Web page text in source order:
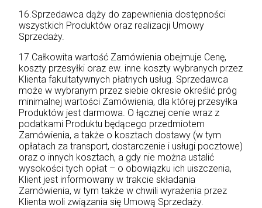
16.Sprzedawca dąży do zapewnienia dostępności
wszystkich Produktów oraz realizacji Umowy
Sprzedaży.
17.Całkowita wartość Zamówienia obejmuje Cenę,
koszty przesyłki oraz ew. inne koszty wybranych przez
Klienta fakultatywnych płatnych usług. Sprzedawca
może w wybranym przez siebie okresie określić próg
minimalnej wartości Zamówienia, dla której przesyłka
Produktów jest darmowa. O łącznej cenie wraz z
podatkami Produktu będącego przedmiotem
Zamówienia, a także o kosztach dostawy (w tym
opłatach za transport, dostarczenie i usługi pocztowe)
oraz o innych kosztach, a gdy nie można ustalić
wysokości tych opłat – o obowiązku ich uiszczenia,
Klient jest informowany w trakcie składania
Zamówienia, w tym także w chwili wyrażenia przez
Klienta woli związania się Umową Sprzedaży.